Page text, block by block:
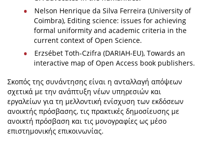
Nelson Henrique da Silva Ferreira (University of
Coimbra), Editing science: issues for achieving
formal uniformity and academic criteria in the
current context of Open Science.
Erzsébet Toth-Czifra (DARIAH-EU), Towards an
interactive map of Open Access book publishers.
Σκοπός της συνάντησης είναι η ανταλλαγή απόψεων
σχετικά με την ανάπτυξη νέων υπηρεσιών και
εργαλείων για τη μελλοντική ενίσχυση των εκδόσεων
ανοικτής πρόσβασης, τις πρακτικές δημοσίευσης με
ανοικτή πρόσβαση και τις μονογραφίες ως μέσο
επιστημονικής επικοινωνίας.